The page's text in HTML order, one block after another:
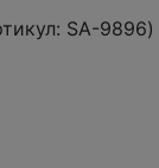
SA-9896)